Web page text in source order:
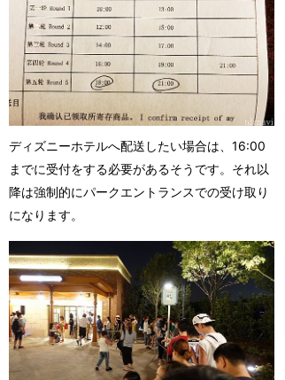
ディズニーホテルへ配送したい場合は、16:00
までに受付をする必要があるそうです。それ以
降は強制的にパークエントランスでの受け取り
になります。